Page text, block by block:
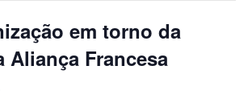
em torno da
Aliança Francesa